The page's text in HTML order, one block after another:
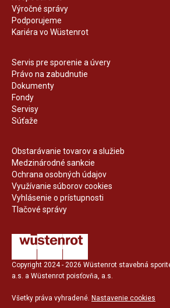
Výročné správy
Podporujeme
Kariéra vo Wüstenrot
Servis pre sporenie a úvery
Právo na zabudnutie
Dokumenty
Fondy
Servisy
Súťaže
Obstarávanie tovarov a služieb
Medzinárodné sankcie
Ochrana osobných údajov
Využívanie súborov cookies
Vyhlásenie o prístupnosti
Tlačové správy
Copyright 2024 - 2026 Wüstenrot stavebná
a.s. a Wüstenrot poisťovňa, a.s.
Všetky práva vyhradené. Nastavenie cookies